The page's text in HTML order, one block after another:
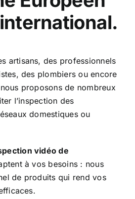
artisans, des professionnels
des plombiers ou encore
proposons de nombreux
l’inspection des
domestiques ou
vidéo de
à vos besoins : nous
de produits qui rend vos